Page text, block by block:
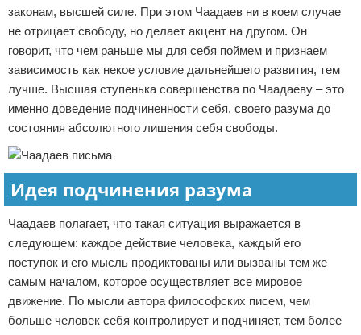
законам, высшей силе. При этом Чаадаев ни в коем случае
не отрицает свободу, но делает акцент на другом. Он
говорит, что чем раньше мы для себя поймем и признаем
зависимость как некое условие дальнейшего развития, тем
лучше. Высшая ступенька совершенства по Чаадаеву – это
именно доведение подчиненности себя, своего разума до
состояния абсолютного лишения себя свободы.
Идея подчинения разума
Чаадаев полагает, что такая ситуация выражается в
следующем: каждое действие человека, каждый его
поступок и его мысль продиктованы или вызваны тем же
самым началом, которое осуществляет все мировое
движение. По мысли автора философских писем, чем
больше человек себя контролирует и подчиняет, тем более